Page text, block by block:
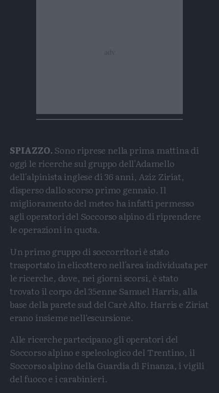
SPIAZZO.Sono riprese nella prima mattina di
oggi le ricerche sul gruppo dell'Adamello
dell'alpinista inglese di 36 anni, Aziz Ziriat,
disperso dallo scorso primo gennaio. Il
miglioramento del meteo ha infatti permesso
agli operatori del Soccorso alpino di riprendere
le operazioni in quota.
Un primo gruppo di soccorritori è stato
trasportato in elicottero nell'area individuata per
le ricerche, dove, nei giorni scorsi, è stato
trovato il corpo del 35enne Samuel Harris, alla
base della parete sud del Carè Alto. Harris e Ziriat
erano insieme nell’escursione.
Alle ricerche partecipano gli operatori del
Soccorso alpino e speleologico del Trentino, il
Soccorso alpino della Guardia di Finanza, i vigili
del fuoco e i carabinieri.